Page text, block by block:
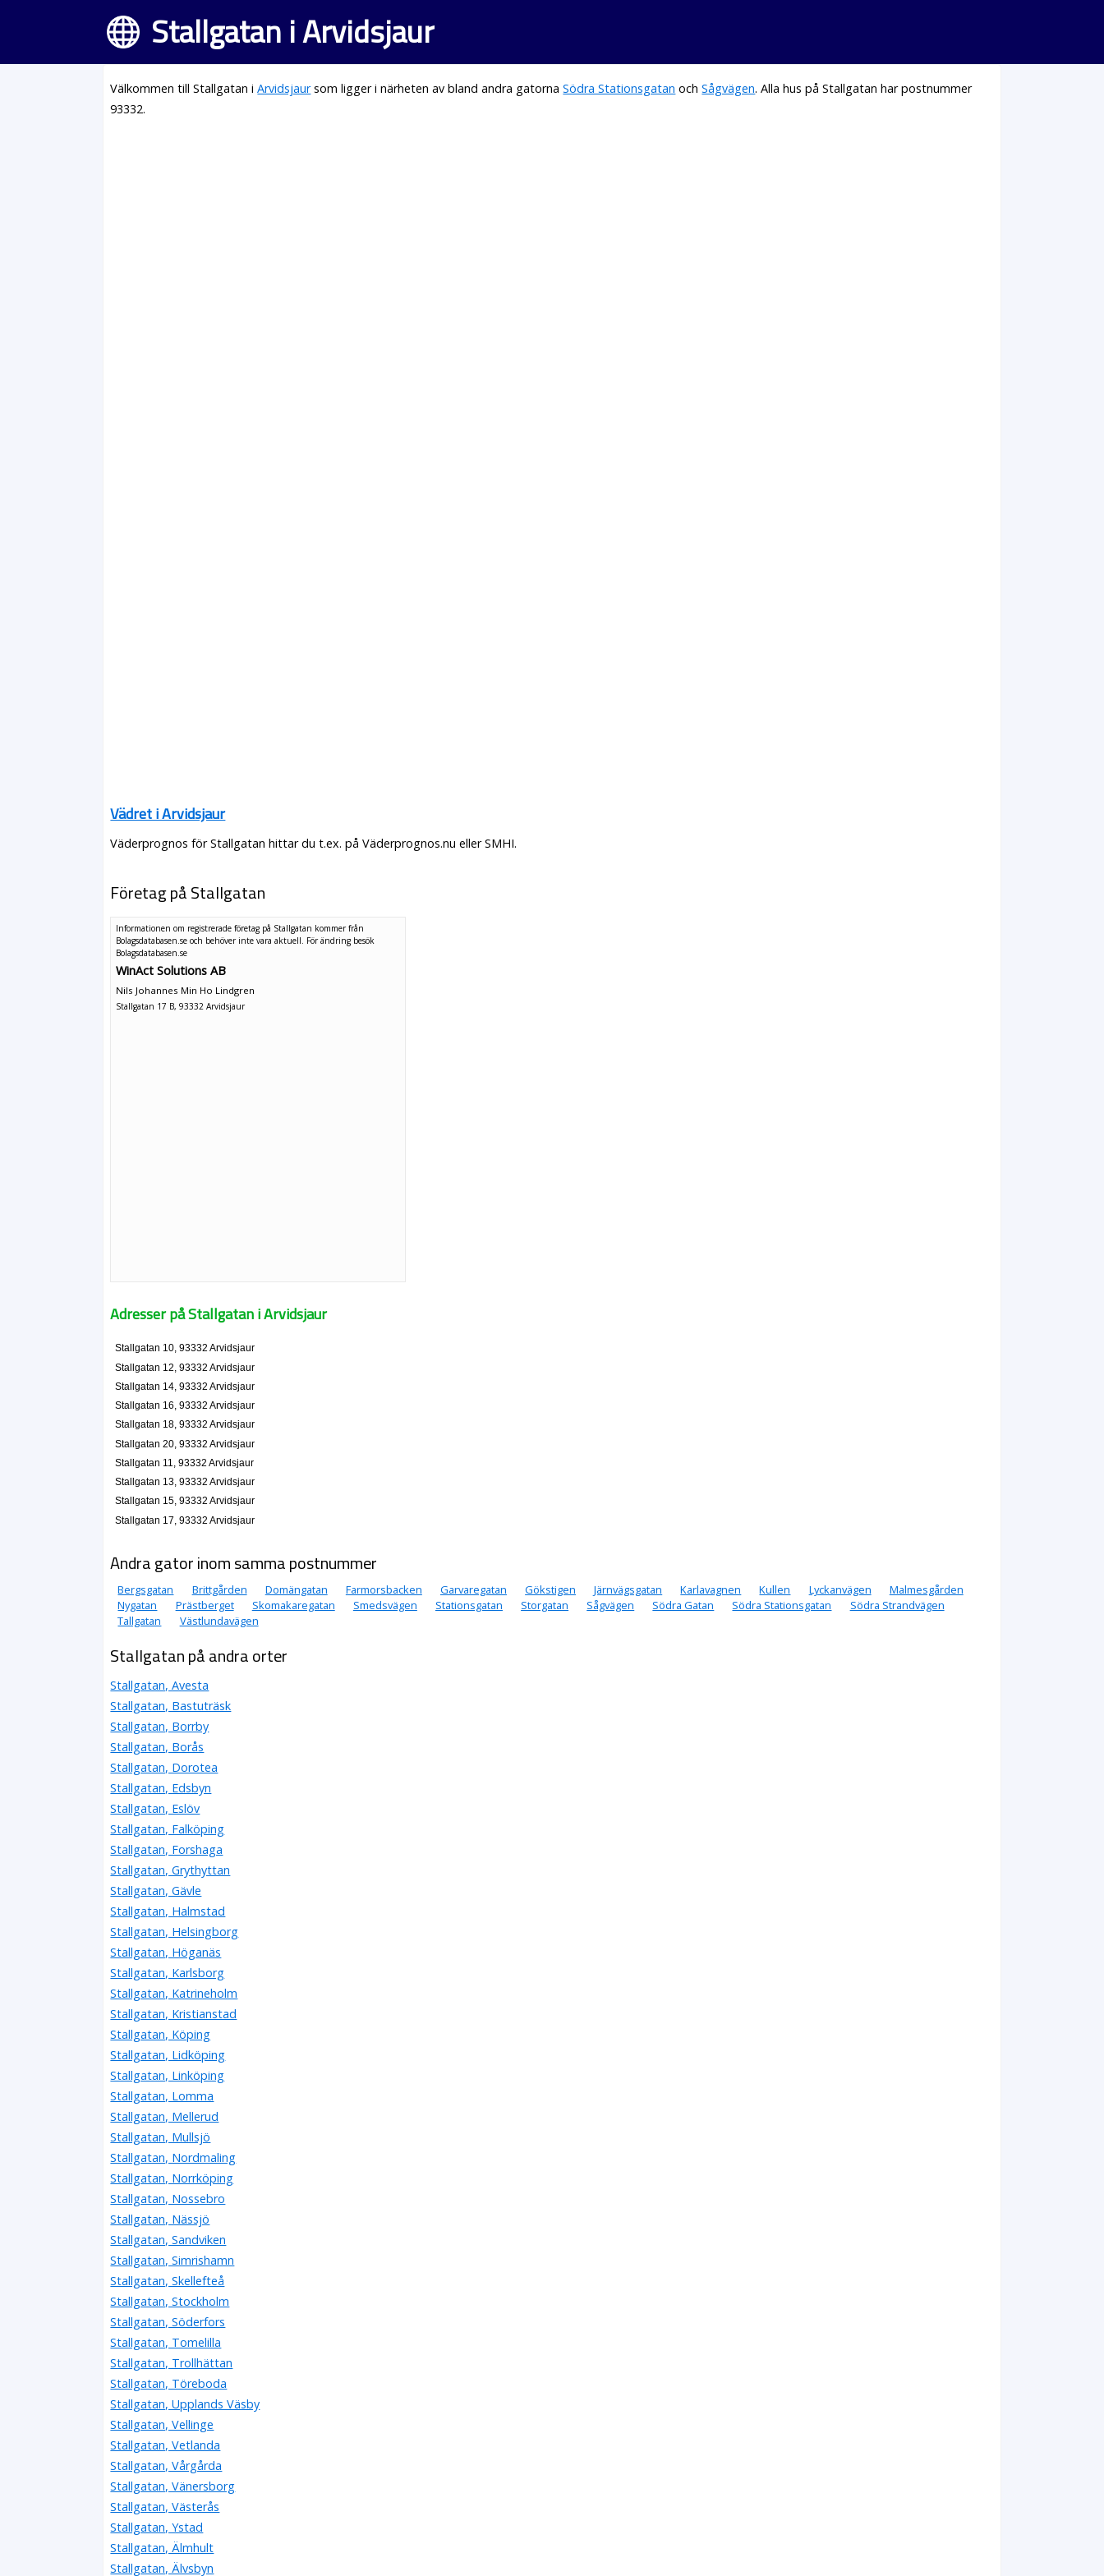
Stallgatan i Arvidsjaur
Välkommen till Stallgatan iArvidsjaursom ligger i närheten av bland andra gatornaSödra Stationsgatan ochSågvägen. Alla hus på Stallgatan har postnummer
93332.
Vädret i Arvidsjaur
Väderprognos för Stallgatan hittar du t.ex. på Väderprognos.nu eller SMHI.
Företag på Stallgatan
Informationen om registrerade företag på Stallgatan kommer från
Bolagsdatabasen.se och behöver inte vara aktuell. För ändring besök
Bolagsdatabasen.se
WinAct Solutions AB
Nils Johannes Min Ho Lindgren
Stallgatan 17 B, 93332 Arvidsjaur
Adresser på Stallgatan i Arvidsjaur
Stallgatan 10, 93332 Arvidsjaur
Stallgatan 12, 93332 Arvidsjaur
Stallgatan 14, 93332 Arvidsjaur
Stallgatan 16, 93332 Arvidsjaur
Stallgatan 18, 93332 Arvidsjaur
Stallgatan 20, 93332 Arvidsjaur
Stallgatan 11, 93332 Arvidsjaur
Stallgatan 13, 93332 Arvidsjaur
Stallgatan 15, 93332 Arvidsjaur
Stallgatan 17, 93332 Arvidsjaur
Andra gator inom samma postnummer
Bergsgatan Brittgården Domängatan Farmorsbacken Garvaregatan Gökstigen Järnvägsgatan Karlavagnen Kullen Lyckanvägen
Malmesgården
Nygatan
Prästberget Skomakaregatan Smedsvägen Stationsgatan Storgatan Sågvägen Södra Gatan Södra Stationsgatan
Södra Strandvägen
Tallgatan
Västlundavägen
Stallgatan på andra orter
Stallgatan, Avesta
Stallgatan, Bastuträsk
Stallgatan, Borrby
Stallgatan, Borås
Stallgatan, Dorotea
Stallgatan, Edsbyn
Stallgatan, Eslöv
Stallgatan, Falköping
Stallgatan, Forshaga
Stallgatan, Grythyttan
Stallgatan, Gävle
Stallgatan, Halmstad
Stallgatan, Helsingborg
Stallgatan, Höganäs
Stallgatan, Karlsborg
Stallgatan, Katrineholm
Stallgatan, Kristianstad
Stallgatan, Köping
Stallgatan, Lidköping
Stallgatan, Linköping
Stallgatan, Lomma
Stallgatan, Mellerud
Stallgatan, Mullsjö
Stallgatan, Nordmaling
Stallgatan, Norrköping
Stallgatan, Nossebro
Stallgatan, Nässjö
Stallgatan, Sandviken
Stallgatan, Simrishamn
Stallgatan, Skellefteå
Stallgatan, Stockholm
Stallgatan, Söderfors
Stallgatan, Tomelilla
Stallgatan, Trollhättan
Stallgatan, Töreboda
Stallgatan, Upplands Väsby
Stallgatan, Vellinge
Stallgatan, Vetlanda
Stallgatan, Vårgårda
Stallgatan, Vänersborg
Stallgatan, Västerås
Stallgatan, Ystad
Stallgatan, Älmhult
Stallgatan, Älvsbyn